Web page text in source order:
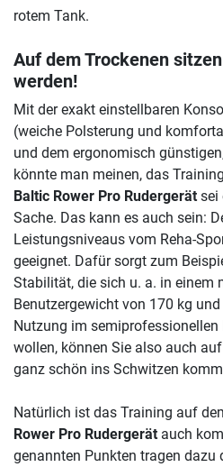
rotem Tank.
Auf dem Trockenen
werden!
Mit der exakt einstellbaren
(weiche Polsterung und
und dem ergonomisch
könnte man meinen, das
Baltic Rower Pro Rudergerät sei
Sache. Das kann es auch sein:
Leistungsniveaus vom Reha-
geeignet. Dafür sorgt zum
Stabilität, die sich u. a. in einem
Benutzergewicht von 170 kg
Nutzung im semiprofessionellen
wollen, können Sie also auch
ganz schön ins Schwitzen
Natürlich ist das Training auf
Rower Pro Rudergerät auch
genannten Punkten tragen dazu